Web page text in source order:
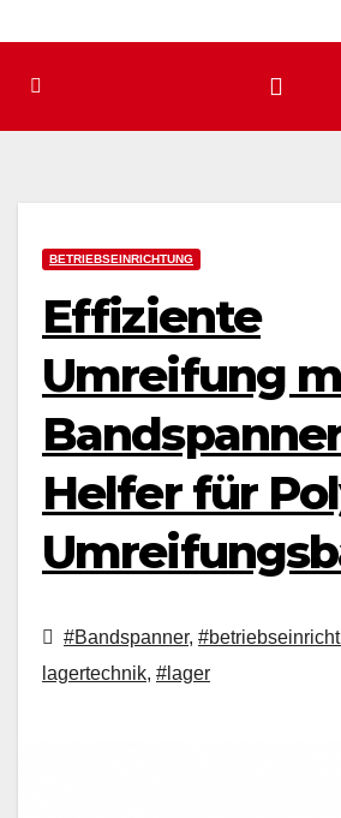
BETRIEBSEINRICHTUNG
Effiziente
Umreifung
Helfer für
#Bandspanner,
lagertechnik, #lager